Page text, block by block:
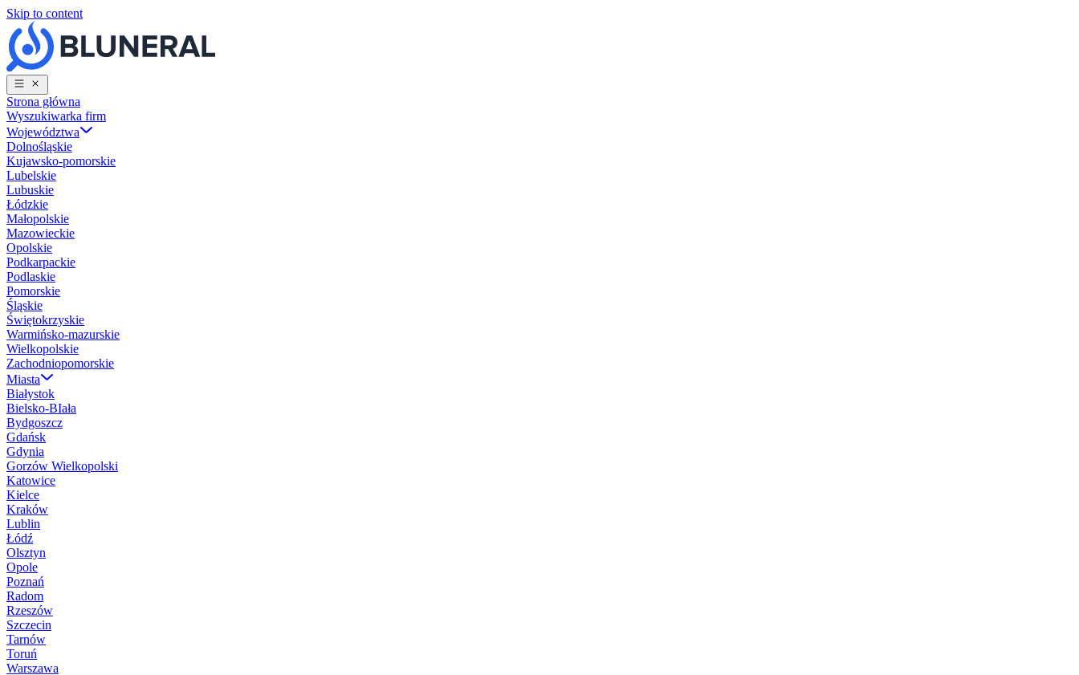
Skip to content
Strona główna
Wyszukiwarka firm
Województwa
Dolnośląskie
Kujawsko-pomorskie
Lubelskie
Lubuskie
Łódzkie
Małopolskie
Mazowieckie
Opolskie
Podkarpackie
Podlaskie
Pomorskie
Śląskie
Świętokrzyskie
Warmińsko-mazurskie
Wielkopolskie
Zachodniopomorskie
Miasta
Białystok
Bielsko-BIała
Bydgoszcz
Gdańsk
Gdynia
Gorzów Wielkopolski
Katowice
Kielce
Kraków
Lublin
Łódź
Olsztyn
Opole
Poznań
Radom
Rzeszów
Szczecin
Tarnów
Toruń
Warszawa